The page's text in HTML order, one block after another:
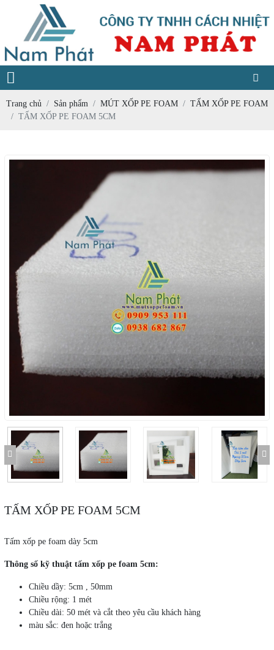
Trang chủ Sản phẩm MÚT XỐP PE FOAM
TẤM XỐP PE FOAM
TẤM XỐP PE FOAM 5CM
TẤM XỐP PE FOAM 5CM
Tấm xốp pe foam dày 5cm
Thông số kỹ thuật tấm xốp pe foam 5cm:
Chiều dầy: 5cm , 50mm
Chiều rộng: 1 mét
Chiều dài: 50 mét và cắt theo yêu cầu khách hàng
màu sắc: đen hoặc trắng